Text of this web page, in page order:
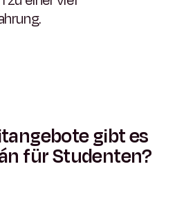
gibt es
für Studenten?